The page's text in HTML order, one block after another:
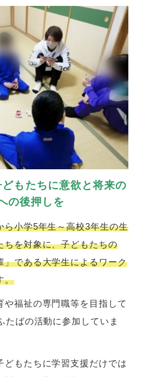
もたちに意欲と将来の
の後押しを
ら小学5年生～高校3年生の生
ちを対象に、子どもたちの
」である大学生によるワーク
。
や福祉の専門職等を目指して
たばの活動に参加していま
どもたちに学習支援だけでは